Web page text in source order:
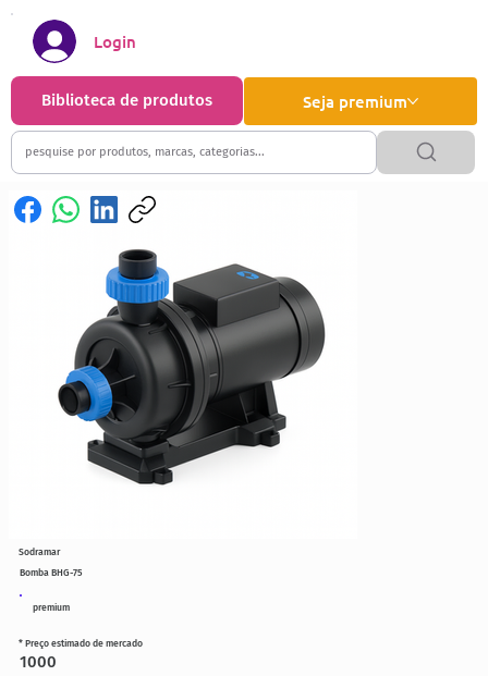
Seja premium
Biblioteca de produtos
Login
premium
Bomba BHG-75
* Preço estimado de mercado
1000
Sodramar